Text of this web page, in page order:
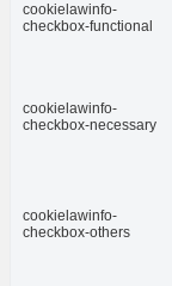
cookielawinfo-
checkbox-functional
cookielawinfo-
checkbox-necessary
cookielawinfo-
checkbox-others